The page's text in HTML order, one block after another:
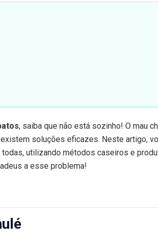
, saiba que não está sozinho! O mau
soluções eficazes. Neste artigo,
utilizando métodos caseiros e
a esse problema!